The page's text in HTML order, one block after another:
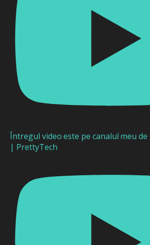
Întregul video este pe canalul meu
| PrettyTech